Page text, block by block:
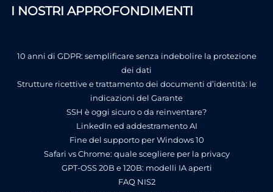
I NOSTRI APPROFONDIMENTI
10 anni di GDPR: semplificare senza indebolire la protezione
dei dati
Strutture ricettive e trattamento dei documenti d’identità: le
indicazioni del Garante
SSH è oggi sicuro o da reinventare?
LinkedIn ed addestramento AI
Fine del supporto per Windows 10
Safari vs Chrome: quale scegliere per la privacy
GPT-OSS 20B e 120B: modelli IA aperti
FAQ NIS2